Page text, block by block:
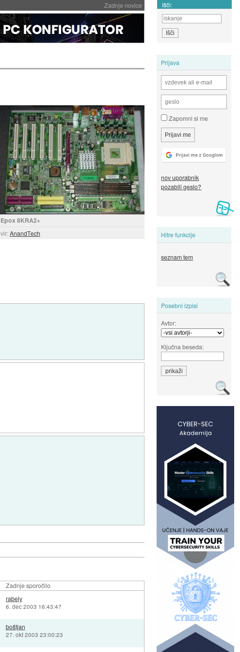
Zadnje novice Išči:
Prijava
Zapomni si me
nov uporabnik
pozabili geslo?
Hitre funkcije
seznam tem
Posebni izpisi
Avtor:
Ključna beseda:
Epox 8KRA2+
vir:AnandTech
Zadnje sporočilo
rabely
6. dec 2003 16:43:47
boštjan
27. okt 2003 23:00:23